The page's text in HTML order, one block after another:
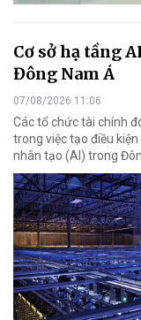
Cơ sở hạ tầng
Đông Nam Á
07/08/2026 11:06
Các tổ chức tài chính
trong việc tạo điều
nhân tạo (AI) trong